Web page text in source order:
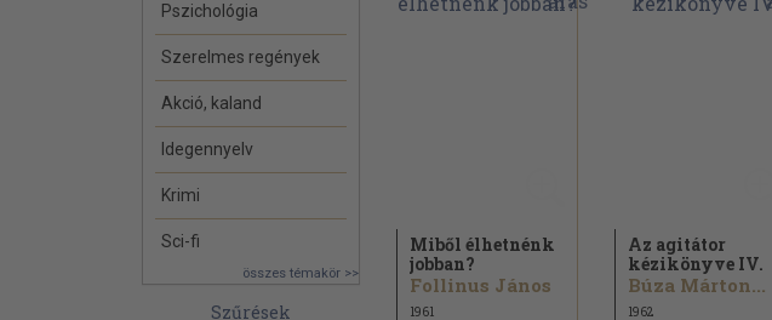
Pszichológia
Szerelmes regények
Akció, kaland
Idegennyelv
Krimi
Sci-fi
összes témakör >>
Szűrések
Miből élhetnénk
jobban?
Follinus János
1961
Az agitátor
kézikönyve IV.
Búza Márton...
1962